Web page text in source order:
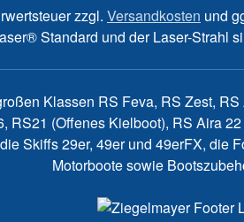
zzgl. Versandkosten und
Standard und der Laser-Strahl
Klassen RS Feva, RS Zest,
RS21 (Offenes Kielboot), RS Aira
Skiffs 29er, 49er und 49erFX,
Motorboote sowie